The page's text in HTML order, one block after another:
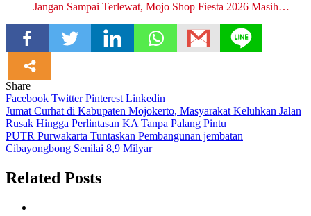
Jangan Sampai Terlewat, Mojo Shop Fiesta 2026 Masih…
Share
Facebook TwitterPinterest Linkedin
Navigasi
pos
Jumat Curhat di Kabupaten Mojokerto, Masyarakat Keluhkan Jalan
Rusak Hingga Perlintasan KA Tanpa Palang Pintu
PUTR Purwakarta Tuntaskan Pembangunan jembatan
Cibayongbong Senilai 8,9 Milyar
Related Posts